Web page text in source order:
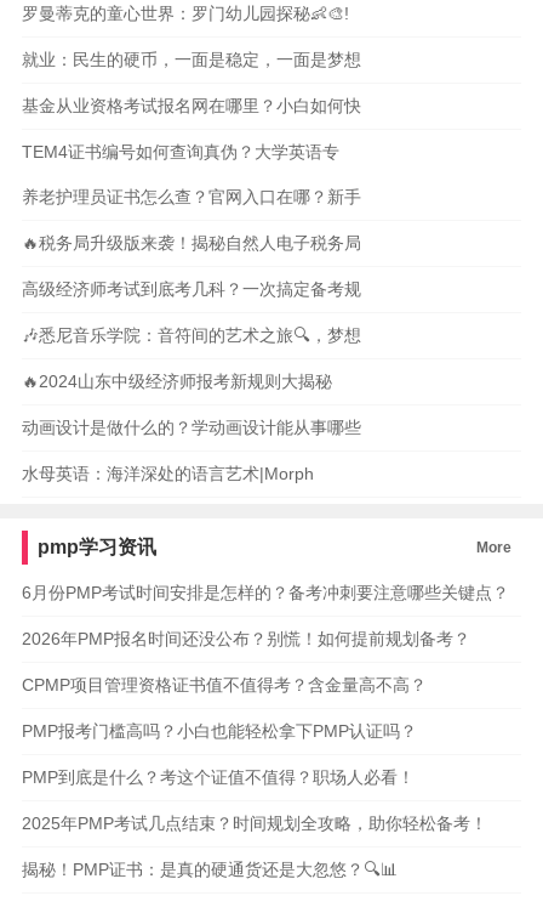
罗曼蒂克的童心世界：罗门幼儿园探秘👶🎨!
就业：民生的硬币，一面是稳定，一面是梦想
基金从业资格考试报名网在哪里？小白如何快
TEM4证书编号如何查询真伪？大学英语专
养老护理员证书怎么查？官网入口在哪？新手
🔥税务局升级版来袭！揭秘自然人电子税务局
高级经济师考试到底考几科？一次搞定备考规
🎶悉尼音乐学院：音符间的艺术之旅🔍，梦想
🔥2024山东中级经济师报考新规则大揭秘
动画设计是做什么的？学动画设计能从事哪些
水母英语：海洋深处的语言艺术|Morph
pmp学习资讯 More
6月份PMP考试时间安排是怎样的？备考冲刺要注意哪些关键点？
2026年PMP报名时间还没公布？别慌！如何提前规划备考？
CPMP项目管理资格证书值不值得考？含金量高不高？
PMP报考门槛高吗？小白也能轻松拿下PMP认证吗？
PMP到底是什么？考这个证值不值得？职场人必看！
2025年PMP考试几点结束？时间规划全攻略，助你轻松备考！
揭秘！PMP证书：是真的硬通货还是大忽悠？🔍📊